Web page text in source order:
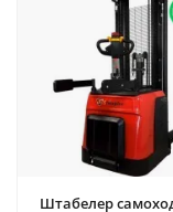
Штабелер